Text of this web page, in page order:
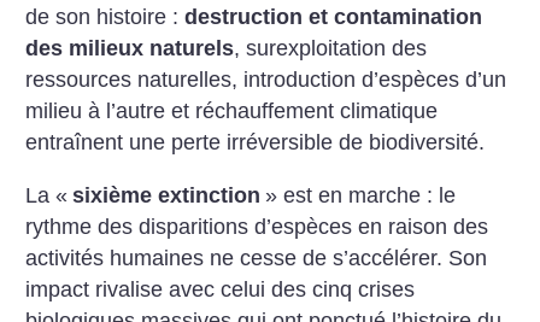
de son histoire :destruction et contamination
des milieux naturels, surexploitation des
ressources naturelles, introduction d’espèces d’un
milieu à l’autre et réchauffement climatique
entraînent une perte irréversible de biodiversité.
La « sixième extinction » est en marche : le
rythme des disparitions d’espèces en raison des
activités humaines ne cesse de s’accélérer. Son
impact rivalise avec celui des cinq crises